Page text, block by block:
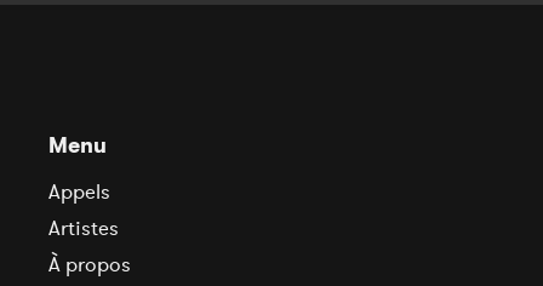
Menu
Appels
Artistes
À propos